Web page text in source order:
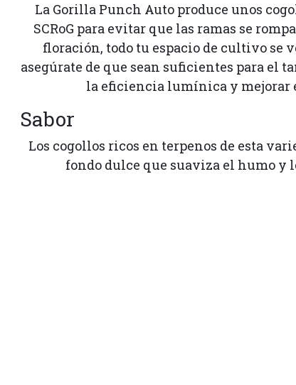
La Gorilla Punch Auto produce unos
SCRoG para evitar que las ramas se
floración, todo tu espacio de cultivo se
asegúrate de que sean suficientes para el
la eficiencia lumínica y mejorar
Sabor
Los cogollos ricos en terpenos de esta
fondo dulce que suaviza el humo y